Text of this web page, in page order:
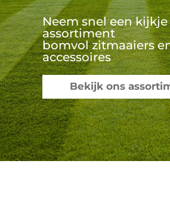
Neem snel een
assortiment
bomvol zitmaaiers
accessoires
Bekijk ons